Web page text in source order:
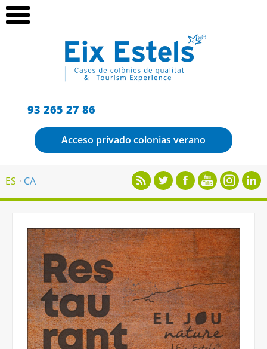
93 265 27 86
Acceso privado colonias verano
ES CA